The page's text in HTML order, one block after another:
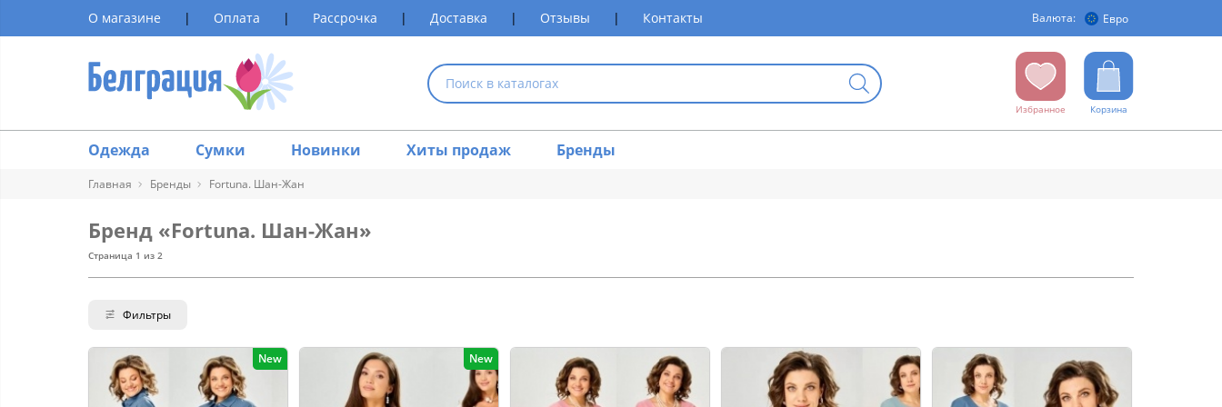
О магазине | Оплата | Рассрочка | Доставка | Отзывы | Контакты Валюта: Евро
Избранное Корзина
Одежда Сумки Новинки Хиты продаж Бренды
Главная Бренды Fortuna. Шан-Жан
Бренд «Fortuna. Шан-Жан»
Страница 1 из 2
Фильтры
New New